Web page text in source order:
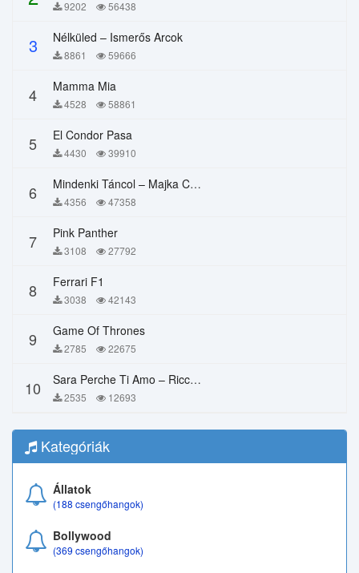
9202 56438
3 Nélküled – Ismerős Arcok
8861 59666
4 Mamma Mia
4528 58861
5 El Condor Pasa
4430 39910
6 Mindenki Táncol – Majka Curtis, Péter Majoros
4356 47358
7 Pink Panther
3108 27792
8 Ferrari F1
3038 42143
9 Game Of Thrones
2785 22675
10 Sara Perche Ti Amo – Ricchi E Poveri
2535 12693
Kategóriák
Állatok
(188 csengőhangok)
Bollywood
(369 csengőhangok)